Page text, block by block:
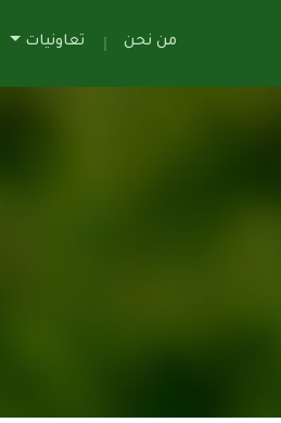
من نحن تعاونيات